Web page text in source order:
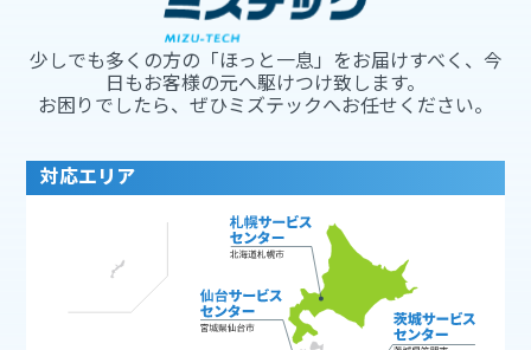
少しでも多くの方の「ほっと一息」をお届けすべく、今
日もお客様の元へ駆けつけ致します。
お困りでしたら、ぜひミズテックへお任せください。
対応エリア